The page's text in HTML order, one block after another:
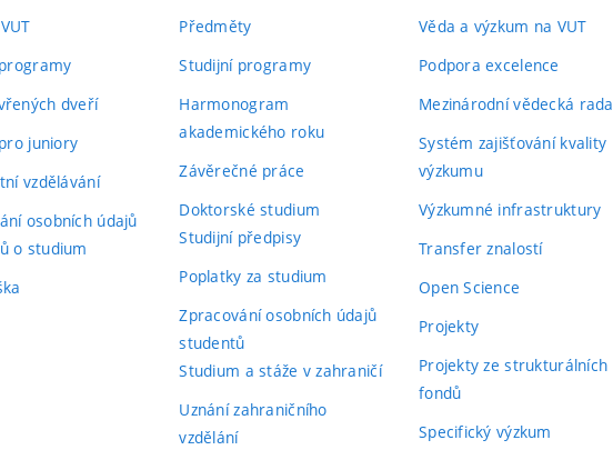
dveří
juniory
vzdělávání
osobních údajů
o studium
Předměty
Studijní programy
Harmonogram
akademického roku
Závěrečné práce
Doktorské studium
Studijní předpisy
Poplatky za studium
Zpracování osobních údajů
studentů
Studium a stáže v zahraničí
Uznání zahraničního
vzdělání
Věda a výzkum na VUT
Podpora excelence
Mezinárodní vědecká rada
Systém zajišťování kvality
výzkumu
Výzkumné infrastruktury
Transfer znalostí
Open Science
Projekty
Projekty ze strukturálních
fondů
Specifický výzkum